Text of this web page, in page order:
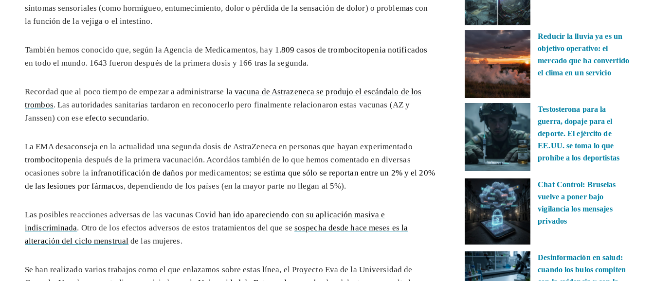
síntomas sensoriales (como hormigueo, entumecimiento, dolor o pérdida de la sensación de dolor) o problemas con
la función de la vejiga o el intestino.
También hemos conocido que, según la Agencia de Medicamentos, hay 1.809 casos de trombocitopenia notificados
en todo el mundo. 1643 fueron después de la primera dosis y 166 tras la segunda.
Recordad que al poco tiempo de empezar a administrarse la vacuna de Astrazeneca se produjo el escándalo de los
trombos. Las autoridades sanitarias tardaron en reconocerlo pero finalmente relacionaron estas vacunas (AZ y
Janssen) con ese efecto secundario.
La EMA desaconseja en la actualidad una segunda dosis de AstraZeneca en personas que hayan experimentado
trombocitopenia después de la primera vacunación. Acordáos también de lo que hemos comentado en diversas
ocasiones sobre la infranotificación de daños por medicamentos; se estima que sólo se reportan entre un 2% y el 20%
de las lesiones por fármacos, dependiendo de los países (en la mayor parte no llegan al 5%).
Las posibles reacciones adversas de las vacunas Covid han ido apareciendo con su aplicación masiva e
indiscriminada. Otro de los efectos adversos de estos tratamientos del que se sospecha desde hace meses es la
alteración del ciclo menstrual de las mujeres.
Se han realizado varios trabajos como el que enlazamos sobre estas línea, el Proyecto Eva de la Universidad de
Reducir la lluvia ya es un
objetivo operativo: el
mercado que ha convertido
el clima en un servicio
Testosterona para la
guerra, dopaje para el
deporte. El ejército de
EE.UU. se toma lo que
prohíbe a los deportistas
Chat Control: Bruselas
vuelve a poner bajo
vigilancia los mensajes
privados
Desinformación en salud:
cuando los bulos compiten